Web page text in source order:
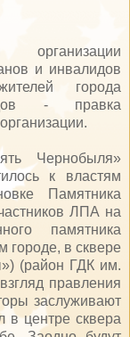
и инвалидов
города
- правка
Чернобыля»
к властям
Памятника
ЛПА на
памятника
городе, в сквере
(район ГДК им.
правления
заслуживают
в центре сквера